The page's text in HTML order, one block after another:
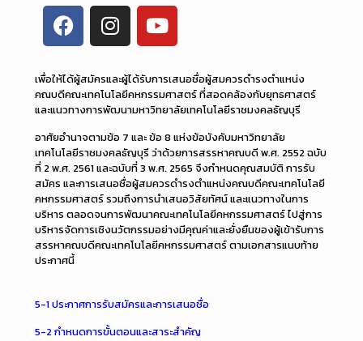
เพื่อให้ได้ผู้สมัครและผู้ได้รับการเสนอชื่อผู้สมควรดำรงตำแหน่ง
คณบดีคณะเทคโนโลยีคหกรรมศาสตร์ ที่สอดคล้องกับยุทธศาสตร์
และแนวทางการพัฒนามหาวิทยาลัยเทคโนโลยีราชมงคลธัญบุรี
อาศัยอำนาจตามข้อ 7 และ ข้อ 8 แห่งข้อบังคับมหาวิทยาลัย
เทคโนโลยีราชมงคลธัญบุรี ว่าด้วยการสรรหาคณบดี พ.ศ. 2552 ฉบับ
ที่ 2 พ.ศ. 2561 และฉบับที่ 3 พ.ศ. 2565 จึงกำหนดคุณสมบัติ การรับ
สมัคร และการเสนอชื่อผู้สมควรดำรงตำแหน่งคณบดีคณะเทคโนโลยี
คหกรรมศาสตร์ รวมถึงการนำเสนอวิสัยทัศน์ และแนวทางในการ
บริหาร ตลอดจนการพัฒนาคณะเทคโนโลยีคหกรรมศาสตร์ ไปสู่การ
บริหารจัดการเชิงนวัตกรรมอย่างมีคุณค่าและยั่งยืนของผู้เข้ารับการ
สรรหาคณบดีคณะเทคโนโลยีคหกรรมศาสตร์ ตามเอกสารแนบท้าย
ประกาศนี้
5-1 ประกาศการรับสมัครและการเสนอชื่อ
5-2 กำหนดการขั้นตอนและสาระสำคัญ